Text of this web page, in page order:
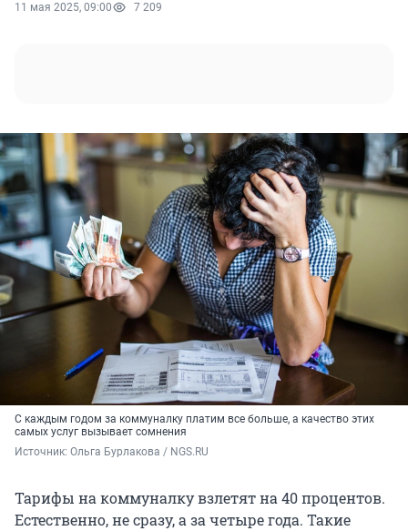
11 мая 2025, 09:00 7 209
С каждым годом за коммуналку платим все больше, а качество этих
самых услуг вызывает сомнения
Источник: Ольга Бурлакова / NGS.RU
Тарифы на коммуналку взлетят на 40 процентов.
Естественно, не сразу, а за четыре года. Такие